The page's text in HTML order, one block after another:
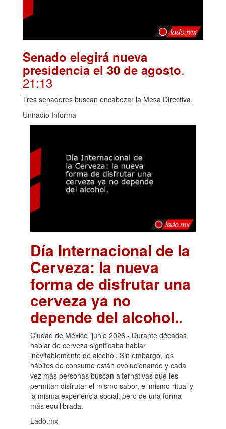
Senado elegirá nueva
presidencia el 30 de agosto.
21:13
Tres senadores buscan encabezar la Mesa Directiva.
Uniradio Informa
Día Internacional de la
Cerveza: la nueva
forma de disfrutar una
cerveza ya no
depende del alcohol..
Ciudad de México, junio 2026.- Durante décadas,
hablar de cerveza significaba hablar
inevitablemente de alcohol. Sin embargo, los
hábitos de consumo están evolucionando y cada
vez más personas buscan alternativas que les
permitan disfrutar el mismo sabor, el mismo ritual y
la misma experiencia social, pero de una forma
más equilibrada.
Lado.mx